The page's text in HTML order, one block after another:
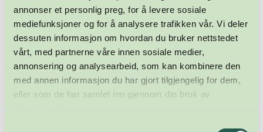
annonser et personlig preg, for å levere sosiale
mediefunksjoner og for å analysere trafikken vår. Vi deler
dessuten informasjon om hvordan du bruker nettstedet
vårt, med partnerne våre innen sosiale medier,
annonsering og analysearbeid, som kan kombinere den
med annen informasjon du har gjort tilgjengelig for dem,
eller som de har samlet inn gjennom din bruk av
tjenestene deres.